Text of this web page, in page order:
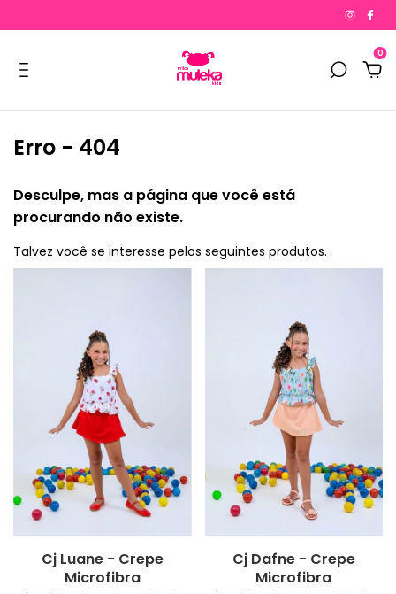
0
Erro - 404
Desculpe, mas a página que você está
procurando não existe.
Talvez você se interesse pelos seguintes produtos.
Cj Luane - Crepe
Microfibra
Cj Dafne - Crepe
Microfibra